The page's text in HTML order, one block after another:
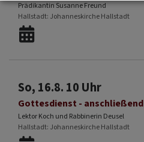
Prädikantin Susanne Freund
Hallstadt Johanneskirche Hallstadt
So, 16.8. 10 Uhr
Gottesdienst -
Lektor Koch und Rabbinerin Deusel
Hallstadt Johanneskirche Hallstadt